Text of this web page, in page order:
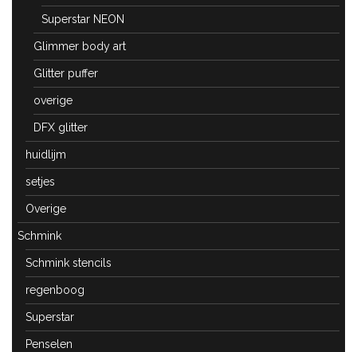
Superstar NEON
Glimmer body art
Glitter puffer
overige
DFX glitter
huidlijm
setjes
Overige
Schmink
Schmink stencils
regenboog
Superstar
Penselen